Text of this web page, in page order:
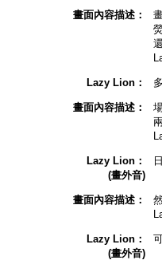
畫面內容描述：
Lazy Lion：
畫面內容描述：
Lazy Lion：
(畫外音)
畫面內容描述：
Lazy Lion：
(畫外音)